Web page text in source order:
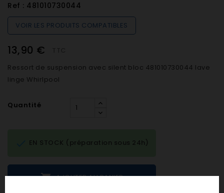
Ref : 481010730044
VOIR LES PRODUITS COMPATIBLES
13,90 €
Ressort de suspension avec silent bloc 481010730044 lave
linge Whirlpool
Quantité
 AJOUTER AU PANIER
EN STOCK (préparation sous 24h)